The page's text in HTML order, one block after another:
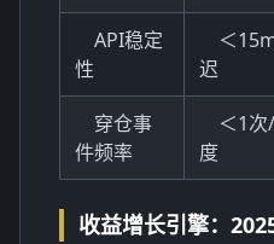
API稳定
性
＜
迟
穿仓事
件频率
＜1次
度
收益增长引擎：